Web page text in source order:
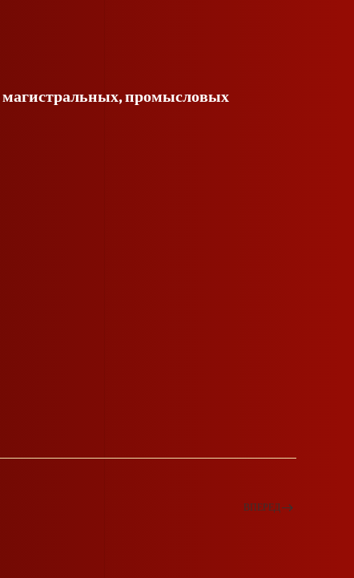
магистральных, промысловых
ВПЕРЕД